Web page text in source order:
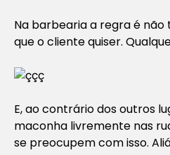
Na barbearia a regra é
que o cliente quiser.
E, ao contrário dos outros
maconha livremente nas
se preocupem com isso.